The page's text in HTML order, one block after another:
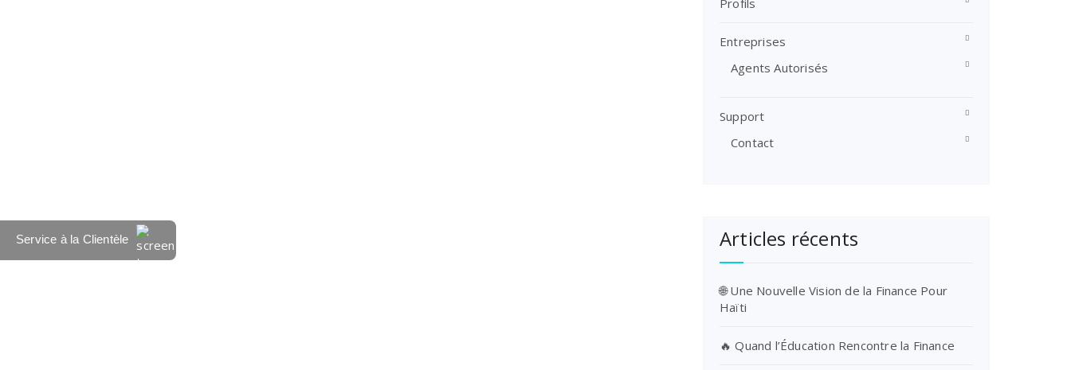
Profils
Entreprises
Agents Autorisés
Support
Contact
Articles récents
🌐 Une Nouvelle Vision de la Finance Pour
Haïti
🔥 Quand l’Éducation Rencontre la Finance
Service à la Clientèle